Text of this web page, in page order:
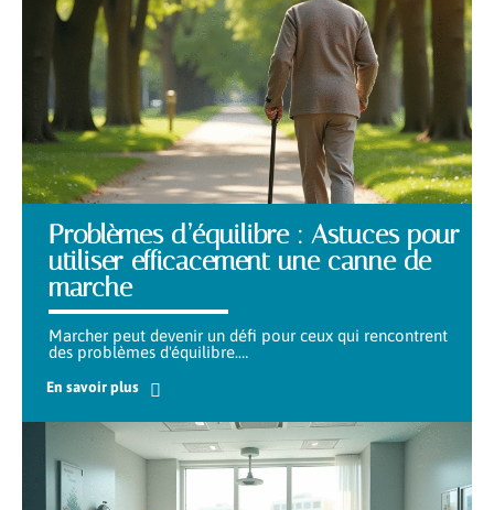
Problèmes d’équilibre : Astuces pour
utiliser efficacement une canne de
marche
Marcher peut devenir un défi pour ceux qui rencontrent
des problèmes d'équilibre.…
En savoir plus